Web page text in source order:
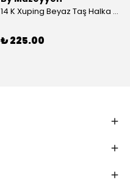
14 K Xuping Beyaz Taş Halka Küpe
₺ 225.00